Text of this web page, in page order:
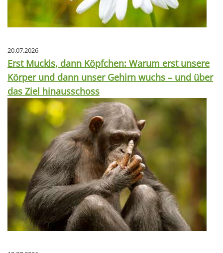
20.07.2026
Erst Muckis, dann Köpfchen: Warum erst unsere
Körper und dann unser Gehirn wuchs – und über
das Ziel hinausschoss